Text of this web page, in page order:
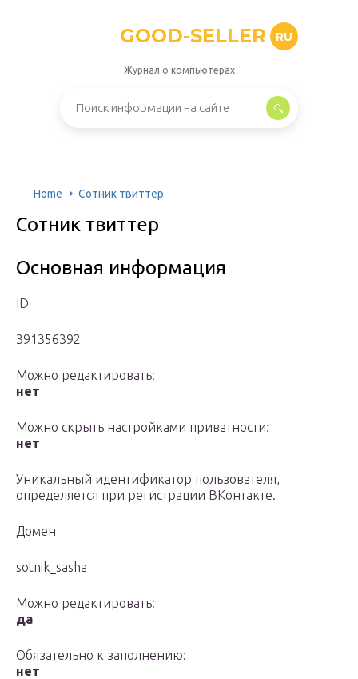
GOOD-SELLER RU
Журнал о компьютерах
Home Сотник твиттер
Сотник твиттер
Основная информация
ID
391356392
Можно редактировать:
нет
Можно скрыть настройками приватности:
нет
Уникальный идентификатор пользователя,
определяется при регистрации ВКонтакте.
Домен
sotnik_sasha
Можно редактировать:
да
Обязательно к заполнению:
нет